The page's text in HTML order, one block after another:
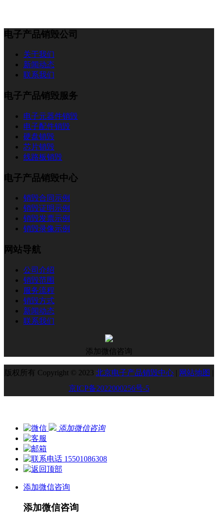
电子产品销毁公司
关于我们
新闻动态
联系我们
电子产品销毁服务
电子元器件销毁
电子配件销毁
硬盘销毁
芯片销毁
线路板销毁
电子产品销毁中心
销毁合同示例
销毁证明示例
销毁发票示例
销毁录像示例
网站导航
公司介绍
销毁范围
服务流程
销毁方式
新闻动态
联系我们
添加微信咨询
版权所有 Copyright © 2023 北京电子产品销毁中心 | 网站地图 |
京ICP备2022000256号-5
添加微信咨询
15501086308
添加微信咨询
添加微信咨询